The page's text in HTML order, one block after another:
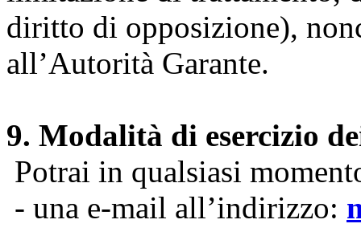
diritto di opposizione),
all’Autorità Garante.
9. Modalità di esercizio
Potrai in qualsiasi
- una e-mail all’indirizzo: